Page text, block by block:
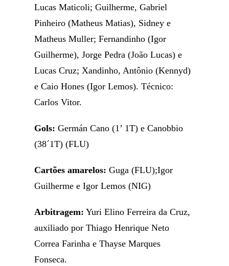
Lucas Maticoli; Guilherme, Gabriel
Pinheiro (Matheus Matias), Sidney e
Matheus Muller; Fernandinho (Igor
Guilherme), Jorge Pedra (João Lucas) e
Lucas Cruz; Xandinho, Antônio (Kennyd)
e Caio Hones (Igor Lemos). Técnico:
Carlos Vitor.
Gols: Germán Cano (1’ 1T) e Canobbio
(38´1T) (FLU)
Cartões amarelos: Guga (FLU);Igor
Guilherme e Igor Lemos (NIG)
Arbitragem: Yuri Elino Ferreira da Cruz,
auxiliado por Thiago Henrique Neto
Correa Farinha e Thayse Marques
Fonseca.